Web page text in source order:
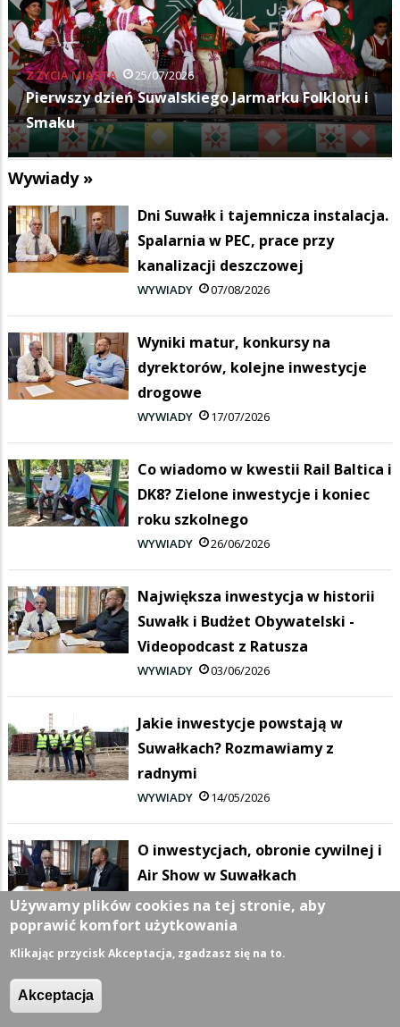
KULTURA 11/07/2026
Budka Suflera zagrała na Suwałki Blues Festival
Wywiady »
Dni Suwałk i tajemnicza instalacja.
Spalarnia w PEC, prace przy
kanalizacji deszczowej
WYWIADY 07/08/2026
Wyniki matur, konkursy na
dyrektorów, kolejne inwestycje
drogowe
WYWIADY 17/07/2026
Co wiadomo w kwestii Rail Baltica i
DK8? Zielone inwestycje i koniec
roku szkolnego
WYWIADY 26/06/2026
Największa inwestycja w historii
Suwałk i Budżet Obywatelski -
Videopodcast z Ratusza
WYWIADY 03/06/2026
Jakie inwestycje powstają w
Suwałkach? Rozmawiamy z
radnymi
WYWIADY 14/05/2026
O inwestycjach, obronie cywilnej i
Air Show w Suwałkach
WYWIADY 08/05/2026
więcej »
Używamy plików cookies na tej stronie, aby
poprawić komfort użytkowania
Klikając przycisk Akceptacja, zgadzasz się na to.
Akceptacja